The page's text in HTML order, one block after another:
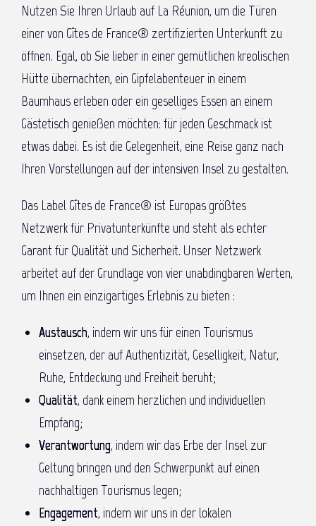
Nutzen Sie Ihren Urlaub auf La Réunion, um die Türen
einer von Gîtes de France® zertifizierten Unterkunft zu
öffnen. Egal, ob Sie lieber in einer gemütlichen kreolischen
Hütte übernachten, ein Gipfelabenteuer in einem
Baumhaus erleben oder ein geselliges Essen an einem
Gästetisch genießen möchten: für jeden Geschmack ist
etwas dabei. Es ist die Gelegenheit, eine Reise ganz nach
Ihren Vorstellungen auf der intensiven Insel zu gestalten.
Das Label Gîtes de France® ist Europas größtes
Netzwerk für Privatunterkünfte und steht als echter
Garant für Qualität und Sicherheit. Unser Netzwerk
arbeitet auf der Grundlage von vier unabdingbaren Werten,
um Ihnen ein einzigartiges Erlebnis zu bieten :
Austausch, indem wir uns für einen Tourismus
einsetzen, der auf Authentizität, Geselligkeit, Natur,
Ruhe, Entdeckung und Freiheit beruht;
Qualität, dank einem herzlichen und individuellen
Empfang;
Verantwortung, indem wir das Erbe der Insel zur
Geltung bringen und den Schwerpunkt auf einen
nachhaltigen Tourismus legen;
Engagement, indem wir uns in der lokalen